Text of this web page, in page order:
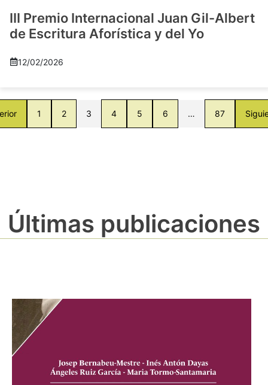
III Premio Internacional Juan Gil-Albert
de Escritura Aforística y del Yo
12/02/2026
1 2 3 4 5 6 … 87
Últimas publicaciones